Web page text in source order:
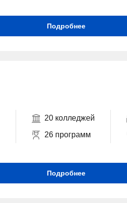
Подробнее
20 колледжей
26 программ
Подробнее